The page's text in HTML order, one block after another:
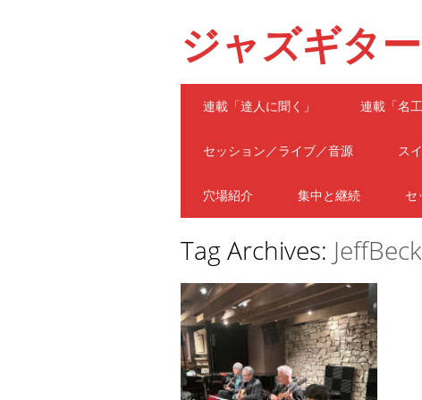
ジャズギタ
Main menu
連載「達人に聞く」 連載「名
セッション／ライブ／音源 ス
穴場紹介 集中と継続 セ
Tag Archives: JeffBeck